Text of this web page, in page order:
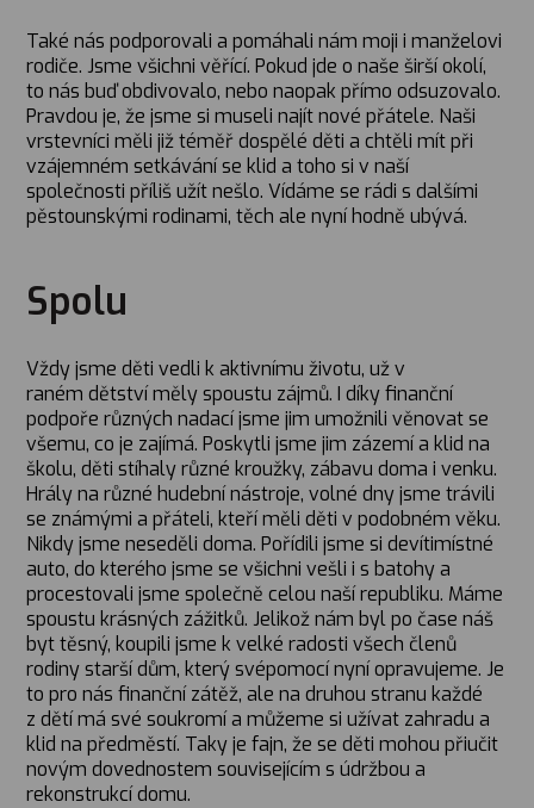
Také nás podporovali a pomáhali nám moji i manželovi
rodiče. Jsme všichni věřící. Pokud jde o naše širší okolí,
to nás buď obdivovalo, nebo naopak přímo odsuzovalo.
Pravdou je, že jsme si museli najít nové přátele. Naši
vrstevníci měli již téměř dospělé děti a chtěli mít při
vzájemném setkávání se klid a toho si v naší
společnosti příliš užít nešlo. Vídáme se rádi s dalšími
pěstounskými rodinami, těch ale nyní hodně ubývá.
Spolu
Vždy jsme děti vedli k aktivnímu životu, už v
raném dětství měly spoustu zájmů. I díky finanční
podpoře různých nadací jsme jim umožnili věnovat se
všemu, co je zajímá. Poskytli jsme jim zázemí a klid na
školu, děti stíhaly různé kroužky, zábavu doma i venku.
Hrály na různé hudební nástroje, volné dny jsme trávili
se známými a přáteli, kteří měli děti v podobném věku.
Nikdy jsme neseděli doma. Pořídili jsme si devítimístné
auto, do kterého jsme se všichni vešli i s batohy a
procestovali jsme společně celou naší republiku. Máme
spoustu krásných zážitků. Jelikož nám byl po čase náš
byt těsný, koupili jsme k velké radosti všech členů
rodiny starší dům, který svépomocí nyní opravujeme. Je
to pro nás finanční zátěž, ale na druhou stranu každé
z dětí má své soukromí a můžeme si užívat zahradu a
klid na předměstí. Taky je fajn, že se děti mohou přiučit
novým dovednostem souvisejícím s údržbou a
rekonstrukcí domu.